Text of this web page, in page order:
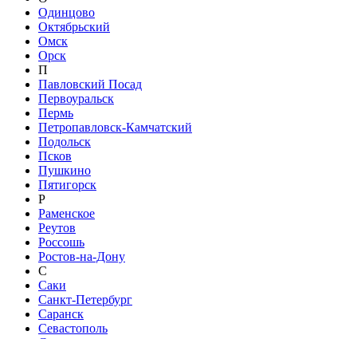
Одинцово
Октябрьский
Омск
Орск
П
Павловский Посад
Первоуральск
Пермь
Петропавловск-Камчатский
Подольск
Псков
Пушкино
Пятигорск
Р
Раменское
Реутов
Россошь
Ростов-на-Дону
С
Саки
Санкт-Петербург
Саранск
Севастополь